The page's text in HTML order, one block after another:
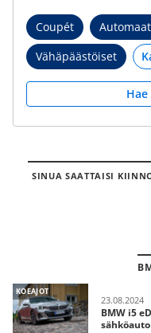
Coupét
Vähäpäästöiset
SINUA SAATTAISI
KOEAJOT
23.08.2024
BMW i5
sähköauto